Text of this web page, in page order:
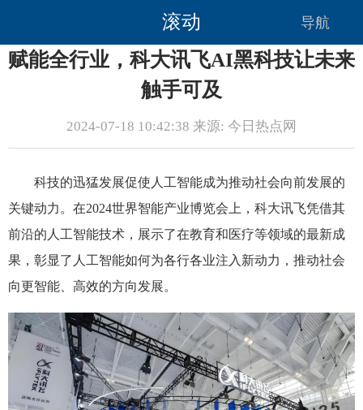
滚动 导航
赋能全行业，科大讯飞AI黑科技让未来
触手可及
2024-07-18 10:42:38 来源: 今日热点网
科技的迅猛发展促使人工智能成为推动社会向前发展的
关键动力。在2024世界智能产业博览会上，科大讯飞凭借其
前沿的人工智能技术，展示了在教育和医疗等领域的最新成
果，彰显了人工智能如何为各行各业注入新动力，推动社会
向更智能、高效的方向发展。